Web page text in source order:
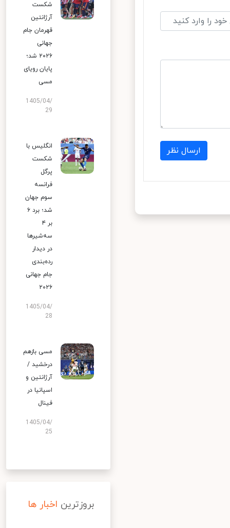
ارسال نظر
شکست
آرژانتین
قهرمان جام
جهانی
۲۰۲۶ شد؛
پایان رویای
مسی
1405/04/
29
انگلیس با
شکست
پرگل
فرانسه
سوم جهان
شد؛ برد ۶
بر ۴
سه‌شیرها
در دیدار
رده‌بندی
جام جهانی
۲۰۲۶
1405/04/
28
مسی بازهم
درخشید /
آرژانتین و
اسپانیا در
فینال
1405/04/
25
بروزترین اخبار ها